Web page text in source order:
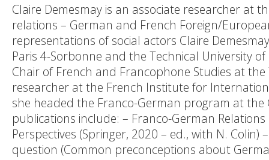
Claire Demesmay is an associate researcher at
relations – German and French Foreign/
representations of social actors Claire
Paris 4-Sorbonne and the Technical University
Chair of French and Francophone Studies at
researcher at the French Institute for
she headed the Franco-German program at the
publications include: – Franco-German
Perspectives (Springer, 2020 – ed., with N.
question (Common preconceptions about